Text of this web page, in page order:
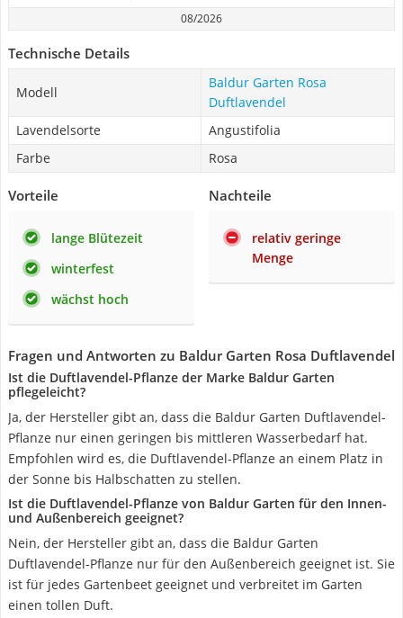
08/2026
Technische Details
Modell
Baldur Garten Rosa
Duftlavendel
Lavendelsorte
Angustifolia
Farbe
Rosa
Vorteile
lange Blütezeit
winterfest
wächst hoch
Nachteile
relativ geringe
Menge
Fragen und Antworten zu Baldur Garten Rosa Duftlavendel
Ist die Duftlavendel-Pflanze der Marke Baldur Garten
pflegeleicht?
Ja, der Hersteller gibt an, dass die Baldur Garten Duftlavendel-
Pflanze nur einen geringen bis mittleren Wasserbedarf hat.
Empfohlen wird es, die Duftlavendel-Pflanze an einem Platz in
der Sonne bis Halbschatten zu stellen.
Ist die Duftlavendel-Pflanze von Baldur Garten für den Innen-
und Außenbereich geeignet?
Nein, der Hersteller gibt an, dass die Baldur Garten
Duftlavendel-Pflanze nur für den Außenbereich geeignet ist. Sie
ist für jedes Gartenbeet geeignet und verbreitet im Garten
einen tollen Duft.